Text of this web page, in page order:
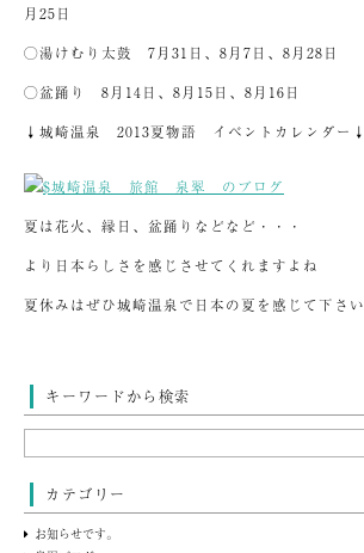
月25日
◯湯けむり太鼓 7月31日、8月7日、8月28日
◯盆踊り 8月14日、8月15日、8月16日
↓城崎温泉 2013夏物語 イベントカレンダー↓
夏は花火、縁日、盆踊りなどなど・・・
より日本らしさを感じさせてくれますよね
夏休みはぜひ城崎温泉で日本の夏を感じて下さい
キーワードから検索
カテゴリー
お知らせです。